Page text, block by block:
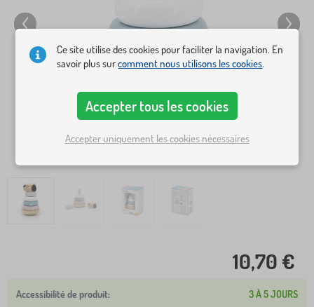
10,70 €
3 À 5 JOURS
Ce site utilise des cookies pour faciliter la navigation. En
savoir plus surcomment nous utilisons les cookies.
Accepter tous les cookies
Accepter uniquement les cookies nécessaires